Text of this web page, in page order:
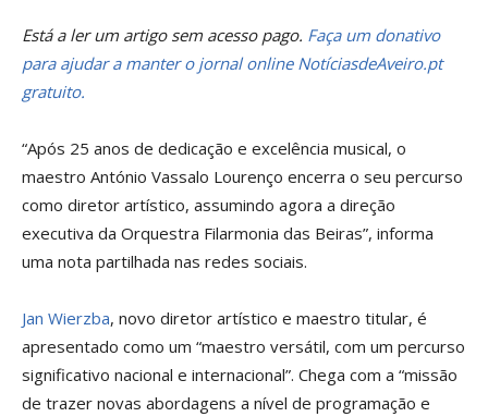
Está a ler um artigo sem acesso pago. Faça um donativo
para ajudar a manter o jornal online NotíciasdeAveiro.pt
gratuito.
“Após 25 anos de dedicação e excelência musical, o
maestro António Vassalo Lourenço encerra o seu percurso
como diretor artístico, assumindo agora a direção
executiva da Orquestra Filarmonia das Beiras”, informa
uma nota partilhada nas redes sociais.
Jan Wierzba, novo diretor artístico e maestro titular, é
apresentado como um “maestro versátil, com um percurso
significativo nacional e internacional”. Chega com a “missão
de trazer novas abordagens a nível de programação e